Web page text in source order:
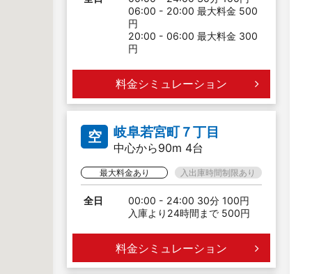
06:00 - 20:00 最大料金 500
円
20:00 - 06:00 最大料金 300
円
料金シミュレーション
空 岐阜若宮町７丁目
中心から90m 4台
最大料金あり 入出庫時間制限あり
全日
00:00 - 24:00 30分 100円
入庫より24時間まで 500円
料金シミュレーション